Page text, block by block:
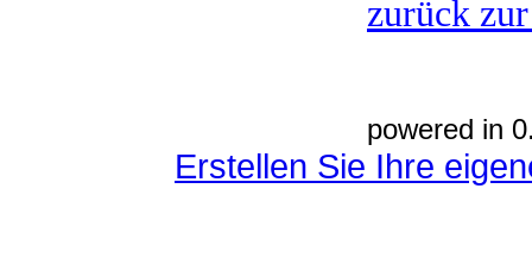
zurück
powered in
Erstellen Sie Ihre